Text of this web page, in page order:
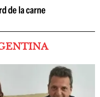
de la carne